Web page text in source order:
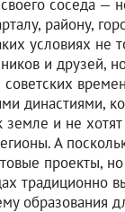
соседа —
району,
условиях не
и друзей,
династиями,
земле и не хотят
А
проекты,
традиционно
образования